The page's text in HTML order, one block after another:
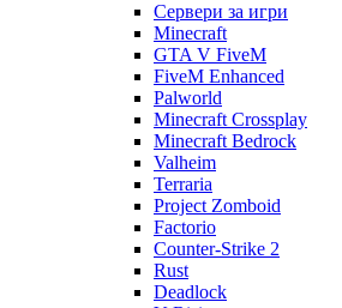
Сервери за игри
Minecraft
GTA V FiveM
FiveM Enhanced
Palworld
Minecraft Crossplay
Minecraft Bedrock
Valheim
Terraria
Project Zomboid
Factorio
Counter-Strike 2
Rust
Deadlock